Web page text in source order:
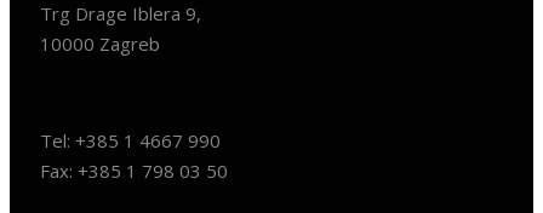
Trg Drage Iblera 9,
10000 Zagreb
Tel: +385 1 4667 990
Fax: +385 1 798 03 50